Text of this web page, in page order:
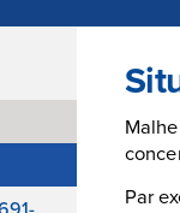
Par